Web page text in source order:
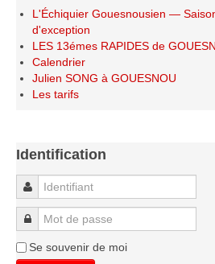
Les tournois internes
Bretagne Jeunes 2012
Les compétitions
Les équipes Adultes
Les scolaires
Les stages
Les galeries
L'Échiquier Gouesnousien —
d'exception
LES 13émes RAPIDES de
Calendrier
Julien SONG à GOUESNOU
Les tarifs
Identification
Identifiant
Mot de passe
Se souvenir de moi